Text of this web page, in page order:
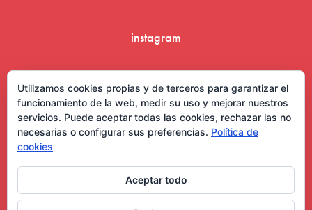
instagram
Utilizamos cookies propias y de terceros para garantizar el
funcionamiento de la web, medir su uso y mejorar nuestros
servicios. Puede aceptar todas las cookies, rechazar las no
necesarias o configurar sus preferencias. Política de
cookies
Aceptar todo